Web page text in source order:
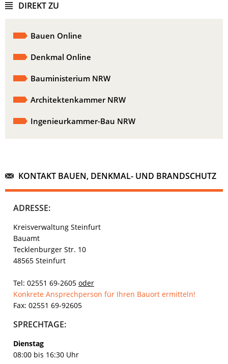
DIREKT ZU
Bauen Online
Denkmal Online
Bauministerium NRW
Architektenkammer NRW
Ingenieurkammer-Bau NRW
KONTAKT BAUEN, DENKMAL- UND BRANDSCHUTZ
ADRESSE:
Kreisverwaltung Steinfurt
Bauamt
Tecklenburger Str. 10
48565 Steinfurt
Tel: 02551 69-2605 oder
Konkrete Ansprechperson für Ihren Bauort ermitteln!
Fax: 02551 69-92605
SPRECHTAGE:
Dienstag
08:00 bis 16:30 Uhr